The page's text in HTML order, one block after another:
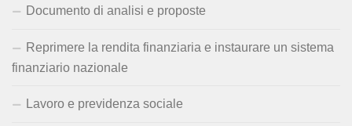
Documento di analisi e proposte
Reprimere la rendita finanziaria e instaurare un sistema
finanziario nazionale
Lavoro e previdenza sociale